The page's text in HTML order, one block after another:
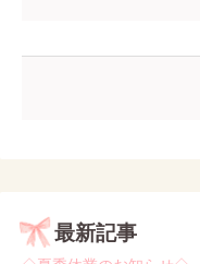
最新記事